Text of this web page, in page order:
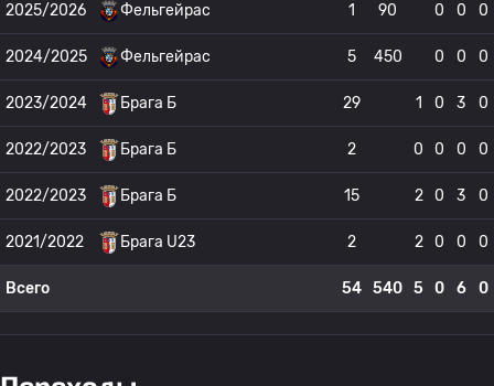
2025/2026 Фельгейрас 1 90 0 0 0
2024/2025 Фельгейрас 5 450 0 0 0
2023/2024 Брага Б 29 1 0 3 0
2022/2023 Брага Б 2 0 0 0 0
2022/2023 Брага Б 15 2 0 3 0
2021/2022 Брага U23 2 2 0 0 0
Всего 54 540 5 0 6 0